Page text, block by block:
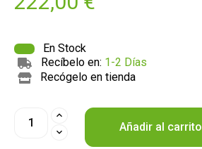
En Stock
Recíbelo en: 1-2 Días
Recógelo en tienda
Añadir al carrito